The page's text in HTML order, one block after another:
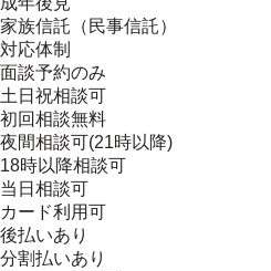
家族信託（民事信託）
対応体制
面談予約のみ
土日祝相談可
初回相談無料
夜間相談可(21時以降)
18時以降相談可
当日相談可
カード利用可
後払いあり
分割払いあり